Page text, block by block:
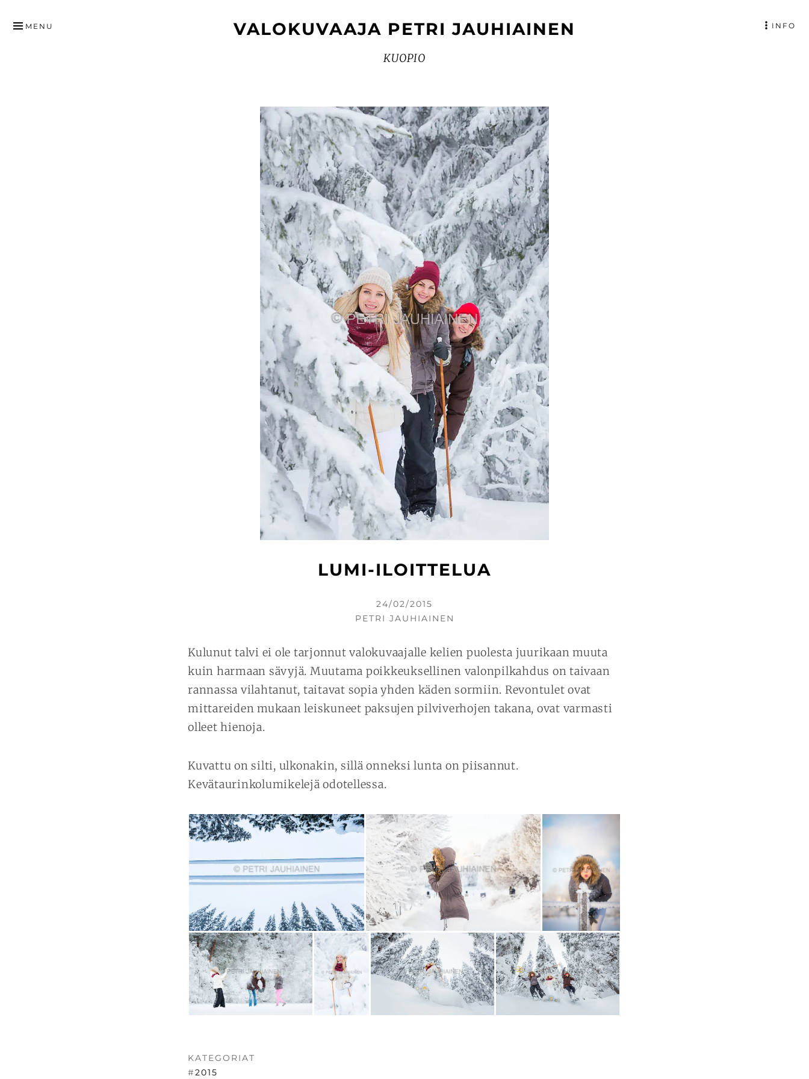
SISÄLTÖÖN
VALOKUVAAJA PETRI JAUHIAINEN
KUOPIO
MENU INFO
LUMI-ILOITTELUA
KIRJOITETTU
24/02/2015
KIRJOITTAJA
PETRI JAUHIAINEN
Kulunut talvi ei ole tarjonnut valokuvaajalle kelien puolesta juurikaan muuta
kuin harmaan sävyjä. Muutama poikkeuksellinen valonpilkahdus on taivaan
rannassa vilahtanut, taitavat sopia yhden käden sormiin. Revontulet ovat
mittareiden mukaan leiskuneet paksujen pilviverhojen takana, ovat varmasti
olleet hienoja.
Kuvattu on silti, ulkonakin, sillä onneksi lunta on piisannut.
Kevätaurinkolumikelejä odotellessa.
KATEGORIAT
#2015